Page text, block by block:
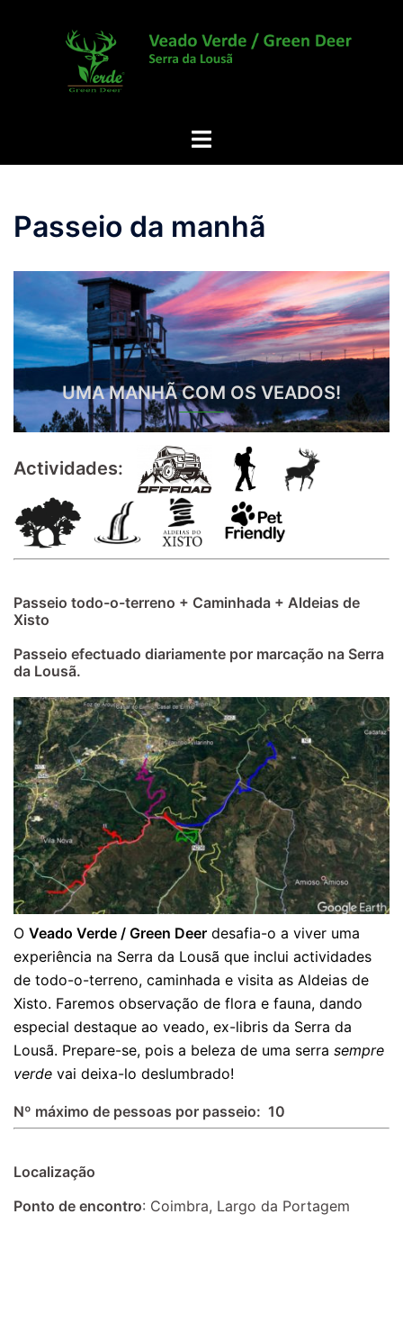
Alternar
Passeio da manhã
UMA MANHÃ COM OS VEADOS!
Actividades:
Passeio todo-o-terreno + Caminhada + Aldeias de
Xisto
Passeio efectuado diariamente por marcação na Serra
da Lousã.
O Veado Verde / Green Deer desafia-o a viver uma
experiência na Serra da Lousã que inclui actividades
de todo-o-terreno, caminhada e visita as Aldeias de
Xisto. Faremos observação de flora e fauna, dando
especial destaque ao veado, ex-libris da Serra da
Lousã. Prepare-se, pois a beleza de uma serra sempre
verde vai deixa-lo deslumbrado!
Nº máximo de pessoas por passeio: 10
Localização
Ponto de encontro: Coimbra, Largo da Portagem